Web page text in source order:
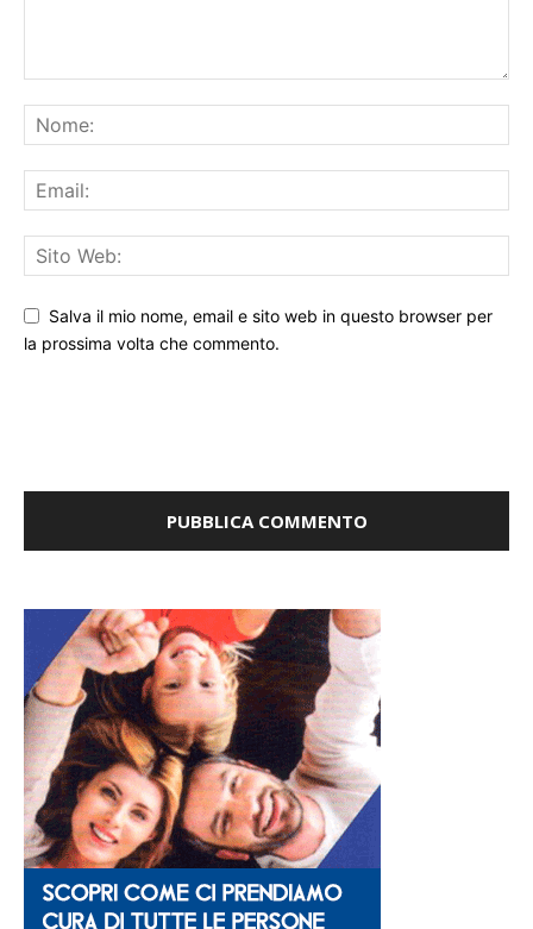
Salva il mio nome, email e sito web in questo browser per
la prossima volta che commento.